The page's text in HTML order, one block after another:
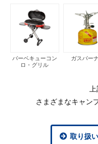
バーベキューコン
ロ・グリル
ガスバー
さまざまなキャン
取り扱